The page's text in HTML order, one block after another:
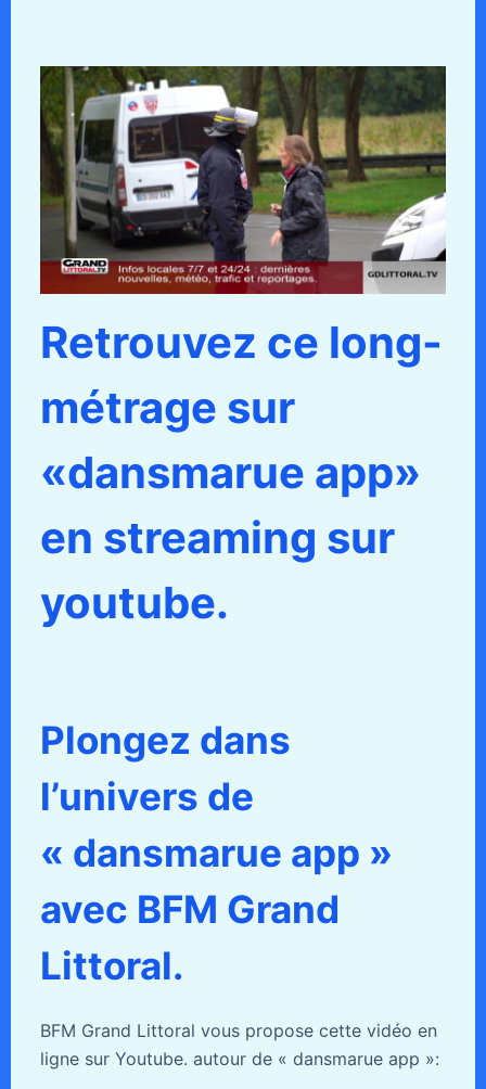
Retrouvez ce long-
métrage sur
«dansmarue app»
en streaming sur
youtube.
Plongez dans
l’univers de
« dansmarue app »
avec BFM Grand
Littoral.
BFM Grand Littoral vous propose cette vidéo en
ligne sur Youtube. autour de « dansmarue app »: